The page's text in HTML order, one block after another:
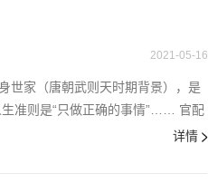
2021-05-16
世家（唐朝武则天时期背景），是
生准则是“只做正确的事情”…… 官配
详情